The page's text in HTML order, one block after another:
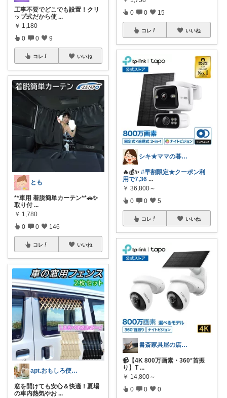
工事不要でどこでも設置！クリ
ップ式だから使 ...
￥ 1,180
0 0 9
コレ いいね
とも
**車用 着脱簡単カーテン**🚗✨
取り付 ...
￥ 1,780
0 0 146
コレ いいね
apt.おもしろ便利グッズ推し主婦
窓を開けても安心＆快適！夏場
の車内熱気やお ...
0 0 15
コレ いいね
シキ★ママの暮らし、キッズ
🔥💰✨ #早割限定★クーポン利
用で7,36 ...
￥ 36,800～
0 0 5
コレ いいね
書斎家具屋の店長奥田
📹【4K 800万画素・360°首振
り】T ...
￥ 14,800～
0 0 0